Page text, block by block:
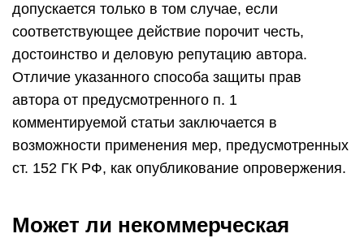
допускается только в том случае, если
соответствующее действие порочит честь,
достоинство и деловую репутацию автора.
Отличие указанного способа защиты прав
автора от предусмотренного п. 1
комментируемой статьи заключается в
возможности применения мер, предусмотренных
ст. 152 ГК РФ, как опубликование опровержения.
Может ли некоммерческая